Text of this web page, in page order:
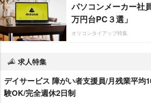
パソコンメーカー社
万円台PC３選」
オリコンタイアップ特集
求人特集
デイサービス 障がい者支援員/月残業平均
験OK/完全週休2日制